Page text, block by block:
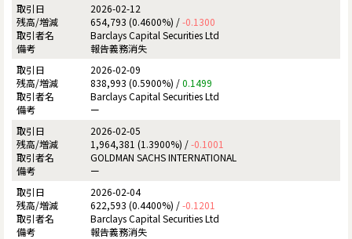
2026-02-12
654,793 (0.4600%) /-0.1300
Barclays Capital Securities Ltd
報告義務消失
2026-02-09
838,993 (0.5900%) /0.1499
Barclays Capital Securities Ltd
ー
2026-02-05
1,964,381 (1.3900%) /-0.1001
GOLDMAN SACHS INTERNATIONAL
ー
2026-02-04
622,593 (0.4400%) /-0.1201
Barclays Capital Securities Ltd
報告義務消失